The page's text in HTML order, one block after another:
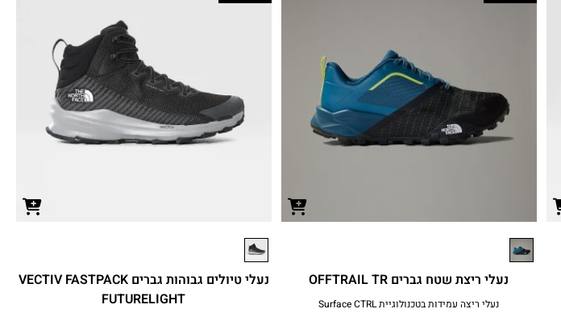
נעלי ריצת שטח גברים OFFTRAIL TR
נעלי ריצה עמידות בטכנולוגיית Surface CTRL
נעלי טיולים גבוהות גברים VECTIV FASTPACK
FUTURELIGHT